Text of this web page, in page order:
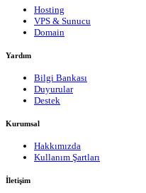
Hosting
VPS & Sunucu
Domain
Yardım
Bilgi Bankası
Duyurular
Destek
Kurumsal
Hakkımızda
Kullanım Şartları
İletişim